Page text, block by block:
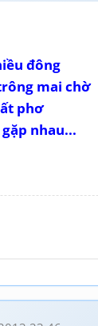
đông
mai chờ
phơ
nhau...